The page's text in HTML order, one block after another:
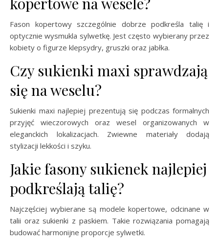
Fason kopertowy szczególnie dobrze podkreśla talię i
optycznie wysmukla sylwetkę. Jest często wybierany przez
kobiety o figurze klepsydry, gruszki oraz jabłka.
Czy sukienki maxi sprawdzają
się na weselu?
Sukienki maxi najlepiej prezentują się podczas formalnych
przyjęć wieczorowych oraz wesel organizowanych w
eleganckich lokalizacjach. Zwiewne materiały dodają
stylizacji lekkości i szyku.
Jakie fasony sukienek najlepiej
podkreślają talię?
Najczęściej wybierane są modele kopertowe, odcinane w
talii oraz sukienki z paskiem. Takie rozwiązania pomagają
budować harmonijne proporcje sylwetki.